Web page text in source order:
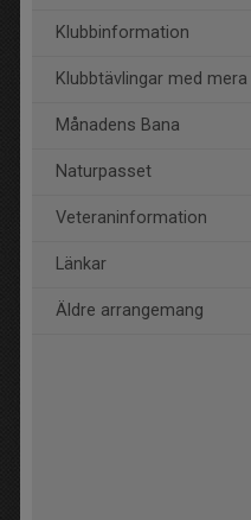
Klubbinformation
Klubbtävlingar med mera
Månadens Bana
Naturpasset
Veteraninformation
Länkar
Äldre arrangemang